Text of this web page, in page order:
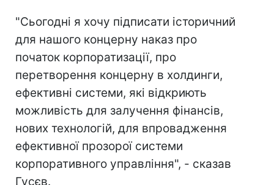
"Сьогодні я хочу підписати історичний
для нашого концерну наказ про
початок корпоратизації, про
перетворення концерну в холдинги,
ефективні системи, які відкриють
можливість для залучення фінансів,
нових технологій, для впровадження
ефективної прозорої системи
корпоративного управління", - сказав
Гусєв.